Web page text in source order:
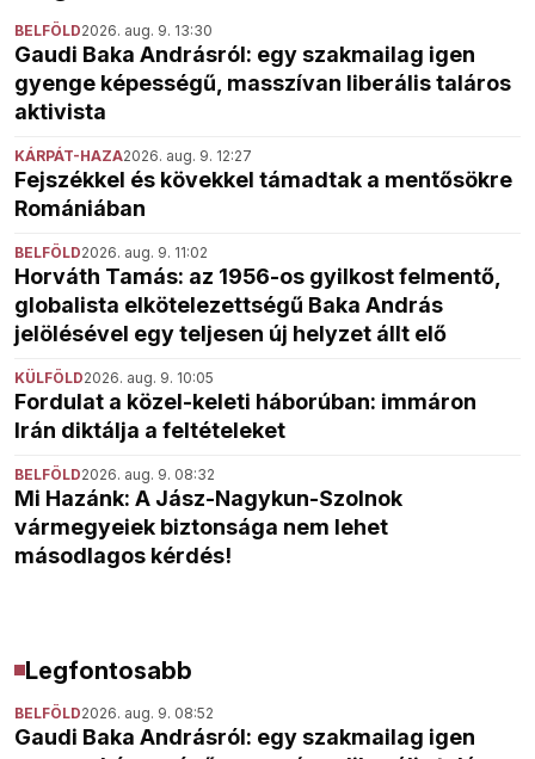
BELFÖLD2026. aug. 9. 13:30
Gaudi Baka Andrásról: egy szakmailag igen
gyenge képességű, masszívan liberális taláros
aktivista
KÁRPÁT-HAZA2026. aug. 9. 12:27
Fejszékkel és kövekkel támadtak a mentősökre
Romániában
BELFÖLD2026. aug. 9. 11:02
Horváth Tamás: az 1956-os gyilkost felmentő,
globalista elkötelezettségű Baka András
jelölésével egy teljesen új helyzet állt elő
KÜLFÖLD2026. aug. 9. 10:05
Fordulat a közel-keleti háborúban: immáron
Irán diktálja a feltételeket
BELFÖLD2026. aug. 9. 08:32
Mi Hazánk: A Jász-Nagykun-Szolnok
vármegyeiek biztonsága nem lehet
másodlagos kérdés!
Legfontosabb
BELFÖLD2026. aug. 9. 08:52
Gaudi Baka Andrásról: egy szakmailag igen